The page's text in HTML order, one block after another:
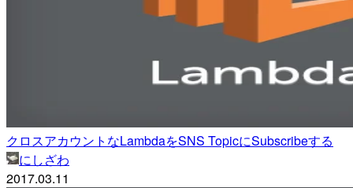
クロスアカウントなLambdaをSNS TopicにSubscribeする
にしざわ
2017.03.11